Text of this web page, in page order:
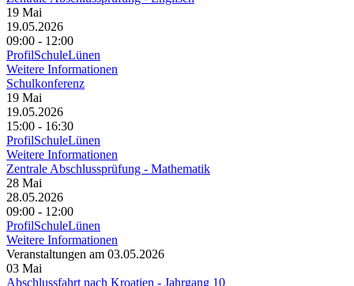
19 Mai
19.05.2026
09:00 - 12:00
ProfilSchuleLünen
Weitere Informationen
Schulkonferenz
19 Mai
19.05.2026
15:00 - 16:30
ProfilSchuleLünen
Weitere Informationen
Zentrale Abschlussprüfung - Mathematik
28 Mai
28.05.2026
09:00 - 12:00
ProfilSchuleLünen
Weitere Informationen
Veranstaltungen am 03.05.2026
03 Mai
Abschlussfahrt nach Kroatien - Jahrgang 10